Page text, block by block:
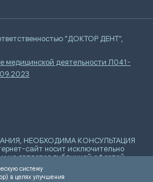
"ДОКТОР ДЕНТ",
медицинской деятельности Л041-
НЕОБХОДИМА КОНСУЛЬТАЦИЯ
сайт носит исключительно
не является публичной офертой,
Статьи 437 Гражданского
систему
в целях улучшения